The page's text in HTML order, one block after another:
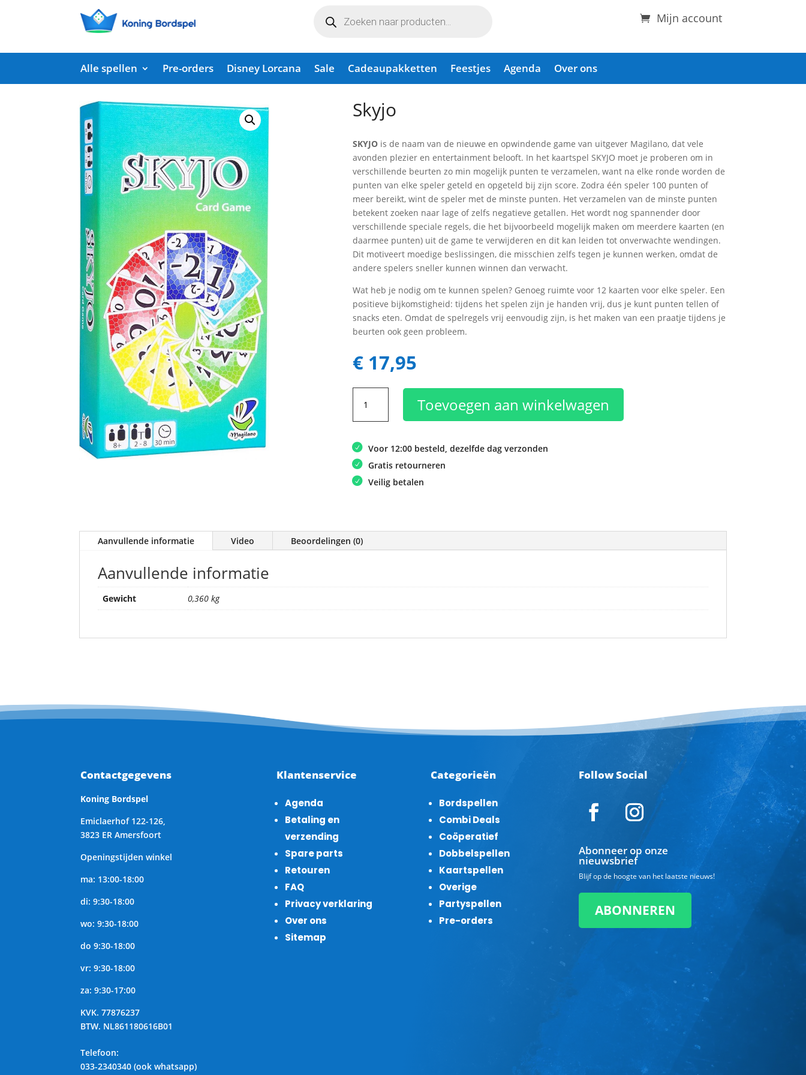
zoeken Mijn account
Alle spellen Pre-orders Disney Lorcana Sale Cadeaupakketten Feestjes Agenda Over ons
Start /Shop/Kaartspellen/ Skyjo
Skyjo
SKYJOis de naam van de nieuwe en opwindende game van uitgever Magilano, dat vele
avonden plezier en entertainment belooft. In het kaartspel SKYJO moet je proberen om in
verschillende beurten zo min mogelijk punten te verzamelen, want na elke ronde worden de
punten van elke speler geteld en opgeteld bij zijn score. Zodra één speler 100 punten of
meer bereikt, wint de speler met de minste punten. Het verzamelen van de minste punten
betekent zoeken naar lage of zelfs negatieve getallen. Het wordt nog spannender door
verschillende speciale regels, die het bijvoorbeeld mogelijk maken om meerdere kaarten (en
daarmee punten) uit de game te verwijderen en dit kan leiden tot onverwachte wendingen.
Dit motiveert moedige beslissingen, die misschien zelfs tegen je kunnen werken, omdat de
andere spelers sneller kunnen winnen dan verwacht.
Wat heb je nodig om te kunnen spelen? Genoeg ruimte voor 12 kaarten voor elke speler. Een
positieve bijkomstigheid: tijdens het spelen zijn je handen vrij, dus je kunt punten tellen of
snacks eten. Omdat de spelregels vrij eenvoudig zijn, is het maken van een praatje tijdens je
beurten ook geen probleem.
€17,95
aantal
Toevoegen aan winkelwagen
Voor 12:00 besteld, dezelfde dag verzonden
Gratis retourneren
Veilig betalen
Aanvullende informatie Video Beoordelingen (0)
Aanvullende informatie
Gewicht 0,360 kg
Contactgegevens
Koning Bordspel
Emiclaerhof 122-126,
3823 ER Amersfoort
Openingstijden winkel
ma: 13:00-18:00
di: 9:30-18:00
wo: 9:30-18:00
do 9:30-18:00
vr: 9:30-18:00
za: 9:30-17:00
KVK. 77876237
BTW. NL861180616B01
Telefoon:
033-2340340 (ook whatsapp)
Klantenservice
Agenda
Betaling en
verzending
Spare parts
Retouren
FAQ
Privacy verklaring
Over ons
Sitemap
Categorieën
Bordspellen
Combi Deals
Coöperatief
Dobbelspellen
Kaartspellen
Overige
Partyspellen
Pre-orders
Follow Social
Abonneer op onze
nieuwsbrief
Blijf op de hoogte van het laatste nieuws!
ABONNEREN